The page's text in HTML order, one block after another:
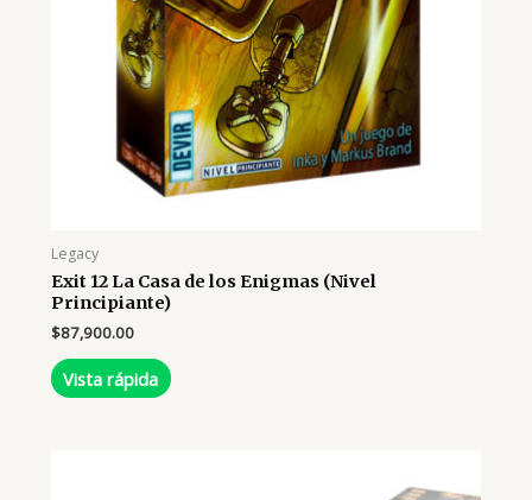
Legacy
Exit 12 La Casa de los Enigmas (Nivel
Principiante)
$87,900.00
Vista rápida